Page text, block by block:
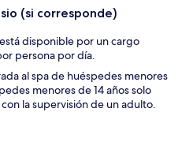
(si corresponde)
disponible por un cargo
persona por día.
al spa de huéspedes menores
menores de 14 años solo
la supervisión de un adulto.